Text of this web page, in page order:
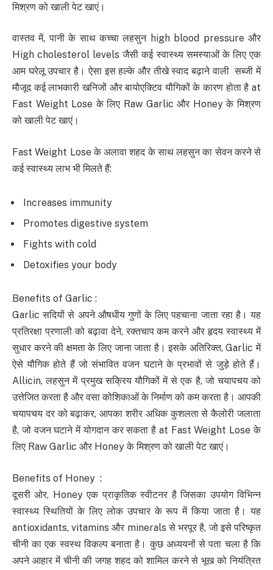
मिश्रण को खाली पेट खाएं।
वास्तव में, पानी के साथ कच्चा लहसुन high blood pressure और
High cholesterol levels जैसी कई स्वास्थ्य समस्याओं के लिए एक
आम घरेलू उपचार है। ऐसा इस हल्के और तीखे स्वाद बढ़ाने वाली सब्जी में
मौजूद कई लाभकारी खनिजों और बायोएक्टिव यौगिकों के कारण होता है at
Fast Weight Lose के लिए Raw Garlic और Honey के मिश्रण
को खाली पेट खाएं।
Fast Weight Lose के अलावा शहद के साथ लहसुन का सेवन करने से
कई स्वास्थ्य लाभ भी मिलते हैं:
Increases immunity
Promotes digestive system
Fights with cold
Detoxifies your body
Benefits of Garlic :
Garlic सदियों से अपने औषधीय गुणों के लिए पहचाना जाता रहा है। यह
प्रतिरक्षा प्रणाली को बढ़ावा देने, रक्तचाप कम करने और हृदय स्वास्थ्य में
सुधार करने की क्षमता के लिए जाना जाता है। इसके अतिरिक्त, Garlic में
ऐसे यौगिक होते हैं जो संभावित वजन घटाने के प्रभावों से जुड़े होते हैं।
Allicin, लहसुन में प्रमुख सक्रिय यौगिकों में से एक है, जो चयापचय को
उत्तेजित करता है और वसा कोशिकाओं के निर्माण को कम करता है। आपकी
चयापचय दर को बढ़ाकर, आपका शरीर अधिक कुशलता से कैलोरी जलाता
है, जो वजन घटाने में योगदान कर सकता है at Fast Weight Lose के
लिए Raw Garlic और Honey के मिश्रण को खाली पेट खाएं।
Benefits of Honey :
दूसरी ओर, Honey एक प्राकृतिक स्वीटनर है जिसका उपयोग विभिन्न
स्वास्थ्य स्थितियों के लिए लोक उपचार के रूप में किया जाता है। यह
antioxidants, vitamins और minerals से भरपूर है, जो इसे परिष्कृत
चीनी का एक स्वस्थ विकल्प बनाता है। कुछ अध्ययनों से पता चला है कि
अपने आहार में चीनी की जगह शहद को शामिल करने से भूख को नियंत्रित